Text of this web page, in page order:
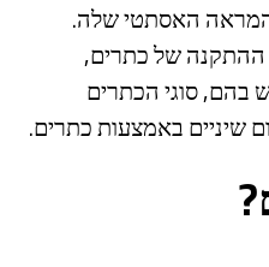
האסתטי שלה.
ההתקנה של כתרים,
סוגי הכתרים
שיניים באמצעות כתרים.